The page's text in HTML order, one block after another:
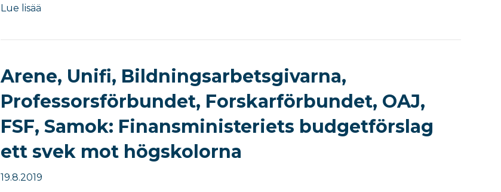
Lue lisää
Arene, Unifi, Bildningsarbetsgivarna,
Professorsförbundet, Forskarförbundet, OAJ,
FSF, Samok: Finansministeriets budgetförslag
ett svek mot högskolorna
19.8.2019